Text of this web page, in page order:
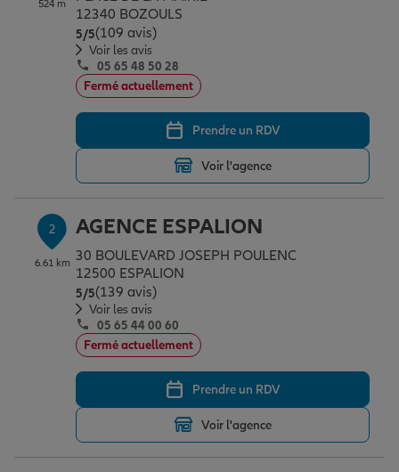
Assurance emprunteur
Prévoyance et dépendance
Assurance animal de compagnie
Protection de la famille
Protection juridique
Épargne & retraite
Plan épargne retraite
Assurance vie
Placements financiers
Investissements immobiliers
Transmission
Vos projets
Partir en vacances
Déménager
Changer de voiture
Départ à la retraite
Conseil assurance
Outre-mer
Assurance auto
Assurance habitation
Garantie des accidents de la vie
Professionnels
Allianz en France
524 m
12340 BOZOULS
5/5Note de 5 sur 5
(109 avis)
Voir les avis
05 65 48 50 28
Fermé actuellement
Prendre un RDV
Voir l'agence
2
6.61 km
AGENCE ESPALION
30 BOULEVARD JOSEPH POULENC
12500 ESPALION
5/5Note de 5 sur 5
(139 avis)
Voir les avis
05 65 44 00 60
Fermé actuellement
Prendre un RDV
Voir l'agence